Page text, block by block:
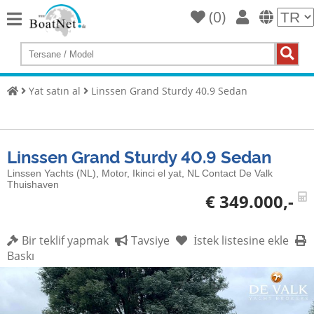
Home
Yat
al
Ticari
satıcı
Yat
brokeri
(0)
Yat satın al Linssen Grand Sturdy 40.9 Sedan
Linssen Grand Sturdy 40.9 Sedan
Linssen Yachts (NL), Motor, Ikinci el yat, NL Contact De Valk
Thuishaven
€ 349.000,-
Bir teklif yapmak Tavsiye
İstek listesine ekle
Baskı